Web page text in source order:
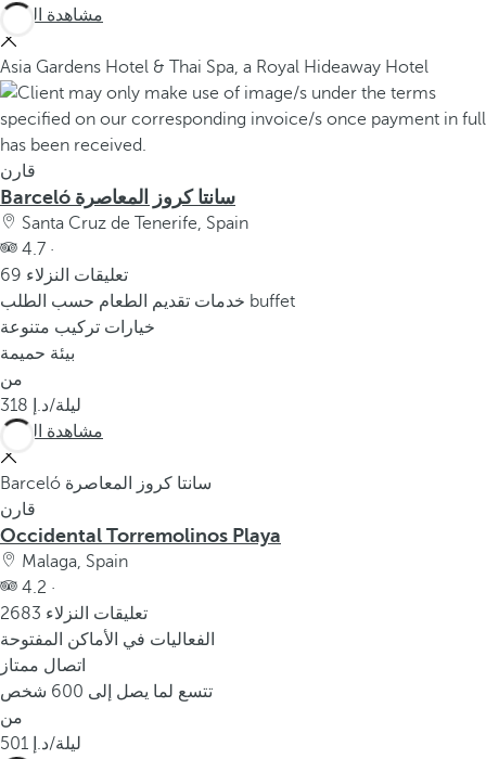
مشاهدة المزيد
Asia Gardens Hotel & Thai Spa, a Royal Hideaway Hotel
قارن
Barceló سانتا كروز المعاصرة
Santa Cruz de Tenerife, Spain
4.7 ·
69 تعليقات النزلاء
خدمات تقديم الطعام حسب الطلب buffet
خيارات تركيب متنوعة
بيئة حميمة
من
318
/ليلة
مشاهدة المزيد
Barceló سانتا كروز المعاصرة
قارن
Occidental Torremolinos Playa
Malaga, Spain
4.2 ·
2683 تعليقات النزلاء
الفعاليات في الأماكن المفتوحة
اتصال ممتاز
تتسع لما يصل إلى 600 شخص
من
501
/ليلة